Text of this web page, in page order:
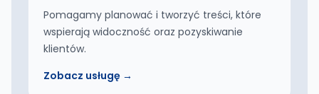
Pomagamy planować i tworzyć treści, które
wspierają widoczność oraz pozyskiwanie
klientów.
Zobacz usługę →